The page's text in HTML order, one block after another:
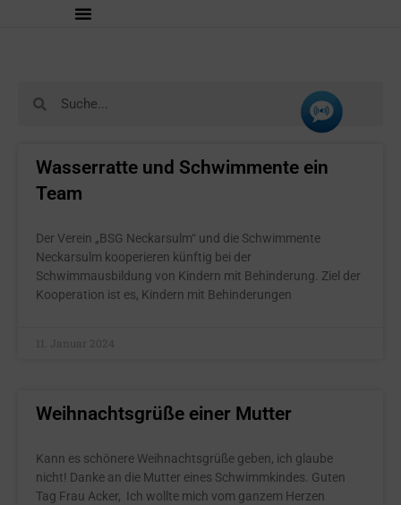
Wasserratte und Schwimmente ein
Team
Der Verein „BSG Neckarsulm“ und die Schwimmente
Neckarsulm kooperieren künftig bei der
Schwimmausbildung von Kindern mit Behinderung. Ziel der
Kooperation ist es, Kindern mit Behinderungen
11. Januar 2024
Weihnachtsgrüße einer Mutter
Kann es schönere Weihnachtsgrüße geben, ich glaube
nicht! Danke an die Mutter eines Schwimmkindes. Guten
Tag Frau Acker, Ich wollte mich vom ganzem Herzen